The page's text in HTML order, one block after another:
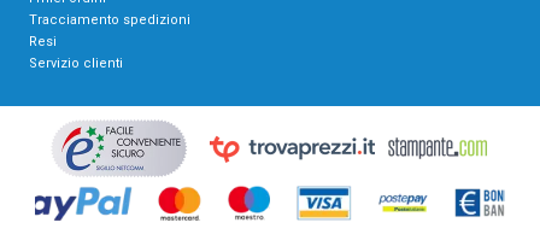
Tracciamento spedizioni
Resi
Servizio clienti